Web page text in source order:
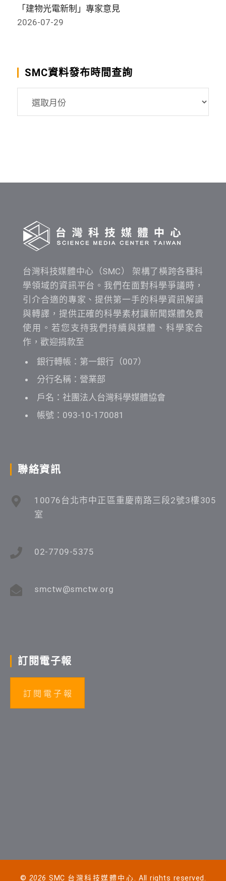
「建物光電新制」專家意見
2026-07-29
SMC資料發布時間查詢
台灣科技媒體中心（SMC） 架構了橫跨各種科
學領域的資訊平台。我們在面對科學爭議時，
引介合適的專家、提供第一手的科學資訊解讀
與轉譯，提供正確的科學素材讓新聞媒體免費
使用。若您支持我們持續與媒體、科學家合
作，歡迎捐款至
銀行轉帳：第一銀行（007）
分行名稱：營業部
戶名：社團法人台灣科學媒體協會
帳號：093-10-170081
聯絡資訊
10076台北市中正區重慶南路三段2號3樓305
室
02-7709-5375
smctw@smctw.org
訂閱電子報
訂 閱 電 子 報
© 2026 SMC 台灣科技媒體中心. All rights reserved.